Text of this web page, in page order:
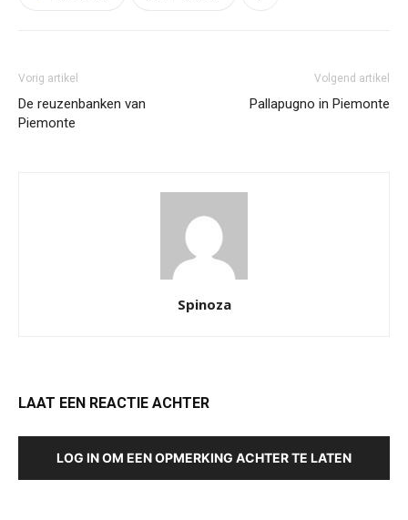
Vorig artikel
De reuzenbanken van
Piemonte
Volgend artikel
Pallapugno in Piemonte
Spinoza
LAAT EEN REACTIE ACHTER
LOG IN OM EEN OPMERKING ACHTER TE LATEN